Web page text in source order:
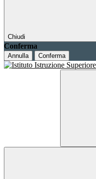
Chiudi
Conferma
Annulla Conferma